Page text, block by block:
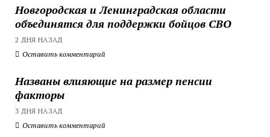
Новгородская и Ленинградская области
объединятся для поддержки бойцов СВО
2 ДНЯ НАЗАД
Оставить комментарий
Названы влияющие на размер пенсии
факторы
3 ДНЯ НАЗАД
Оставить комментарий